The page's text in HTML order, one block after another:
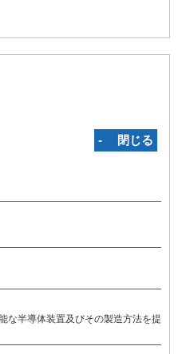
‐ 閉じる
な半導体装置及びその製造方法を提